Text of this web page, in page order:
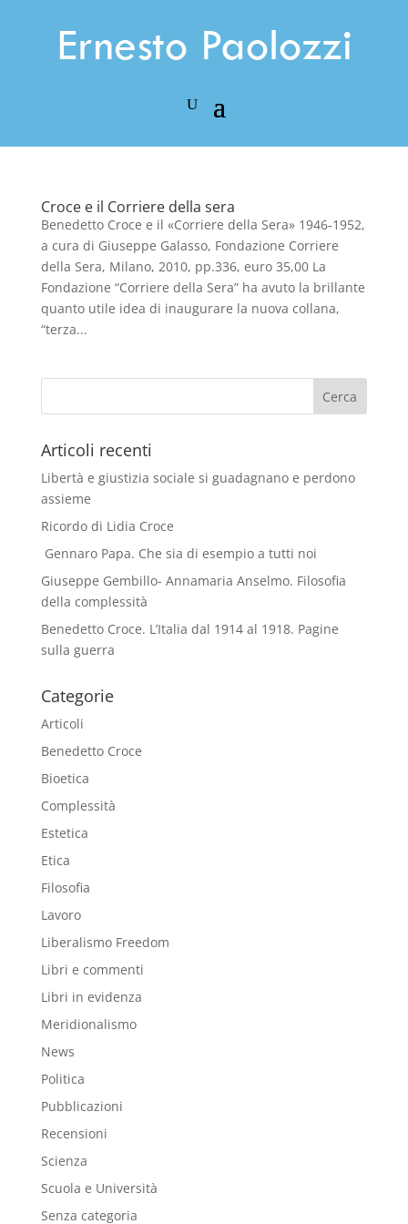
Croce e il Corriere della sera
Benedetto Croce e il «Corriere della Sera» 1946-1952,
a cura di Giuseppe Galasso, Fondazione Corriere
della Sera, Milano, 2010, pp.336, euro 35,00 La
Fondazione “Corriere della Sera” ha avuto la brillante
quanto utile idea di inaugurare la nuova collana,
“terza...
Articoli recenti
Libertà e giustizia sociale si guadagnano e perdono
assieme
Ricordo di Lidia Croce
Gennaro Papa. Che sia di esempio a tutti noi
Giuseppe Gembillo- Annamaria Anselmo. Filosofia
della complessità
Benedetto Croce. L’Italia dal 1914 al 1918. Pagine
sulla guerra
Categorie
Articoli
Benedetto Croce
Bioetica
Complessità
Estetica
Etica
Filosofia
Lavoro
Liberalismo Freedom
Libri e commenti
Libri in evidenza
Meridionalismo
News
Politica
Pubblicazioni
Recensioni
Scienza
Scuola e Università
Senza categoria